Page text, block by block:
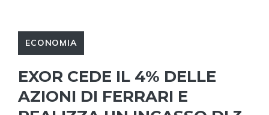
ECONOMIA
EXOR CEDE IL 4% DELLE
AZIONI DI FERRARI E